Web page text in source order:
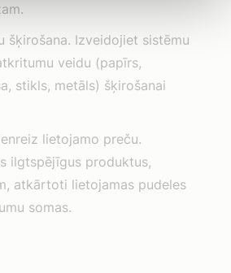
šķirošana. Izveidojiet sistēmu
veidu (papīrs,
stikls, metāls) šķirošanai
lietojamo preču.
ilgtspējīgus produktus,
atkārtoti lietojamas pudeles
somas.